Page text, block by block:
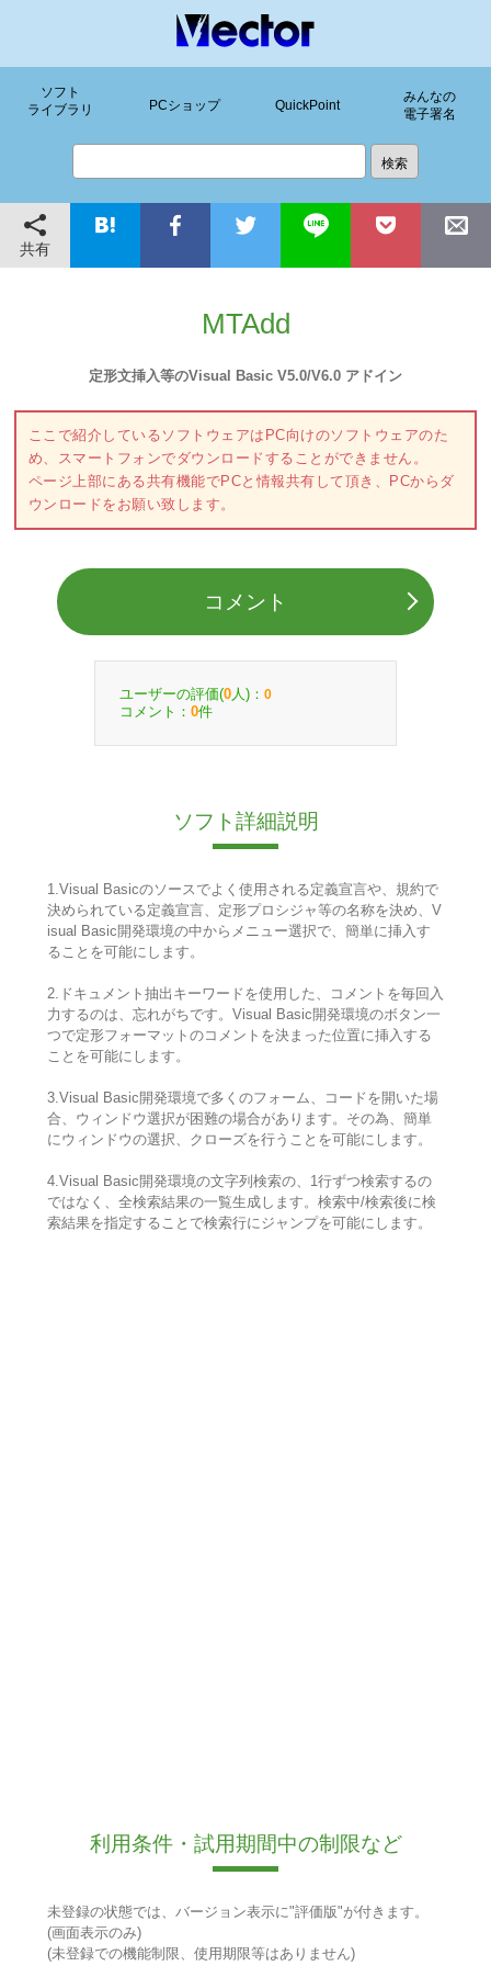
ソフト
ライブラリ
PCショップ QuickPoint
みんなの
電子署名
共有
MTAdd
定形文挿入等のVisual Basic V5.0/V6.0 アドイン
ここで紹介しているソフトウェアはPC向けのソフトウェアのた
め、スマートフォンでダウンロードすることができません。
ページ上部にある共有機能でPCと情報共有して頂き、PCからダ
ウンロードをお願い致します。
コメント
ユーザーの評価(0 人)： 0
コメント： 0件
ソフト詳細説明
1.Visual Basicのソースでよく使用される定義宣言や、規約で
決められている定義宣言、定形プロシジャ等の名称を決め、V
isual Basic開発環境の中からメニュー選択で、簡単に挿入す
ることを可能にします。
2.ドキュメント抽出キーワードを使用した、コメントを毎回入
力するのは、忘れがちです。Visual Basic開発環境のボタン一
つで定形フォーマットのコメントを決まった位置に挿入する
ことを可能にします。
3.Visual Basic開発環境で多くのフォーム、コードを開いた場
合、ウィンドウ選択が困難の場合があります。その為、簡単
にウィンドウの選択、クローズを行うことを可能にします。
4.Visual Basic開発環境の文字列検索の、1行ずつ検索するの
ではなく、全検索結果の一覧生成します。検索中/検索後に検
索結果を指定することで検索行にジャンプを可能にします。
利用条件・試用期間中の制限など
未登録の状態では、バージョン表示に"評価版"が付きます。
(画面表示のみ)
(未登録での機能制限、使用期限等はありません)